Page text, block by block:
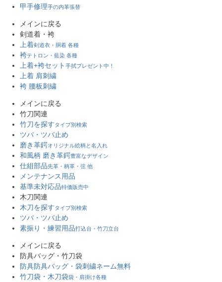
甲手修理手の内革張替
メインに戻る
剣道着・袴
上着剣道衣・胴着 各種
袴テトロン・藍染 各種
上着+袴セット 手拭プレゼント中！
上着 肩刺繍
袴 腰板刺繍
メインに戻る
竹刀関連
竹刀を探すタイプ別検索
ツバ・ツバ止め
磨き革鍔オリジナル絵柄と名入れ
和風柄 磨き革鍔豊富なデザイン
仕組部品先革・柄革・弦 他
メンテナンス用品
基準未対応品特価販売中
木刀関連
木刀を探すタイプ別検索
ツバ・ツバ止め
素振り・練習用品打込台・竹刀立台
メインに戻る
防具バッグ・竹刀袋
防具防具バッグ・袋刺繍ネーム無料
竹刀袋・木刀袋袋・肩掛け各種